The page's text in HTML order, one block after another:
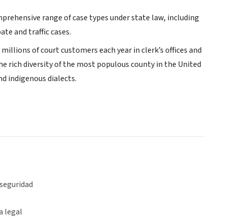
range of case types under state law, including
and traffic cases.
of court customers each year in clerk’s offices and
rich diversity of the most populous county in the United
indigenous dialects.
legal